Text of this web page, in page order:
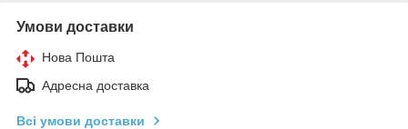
Умови доставки
Нова Пошта
Адресна доставка
Всі умови доставки